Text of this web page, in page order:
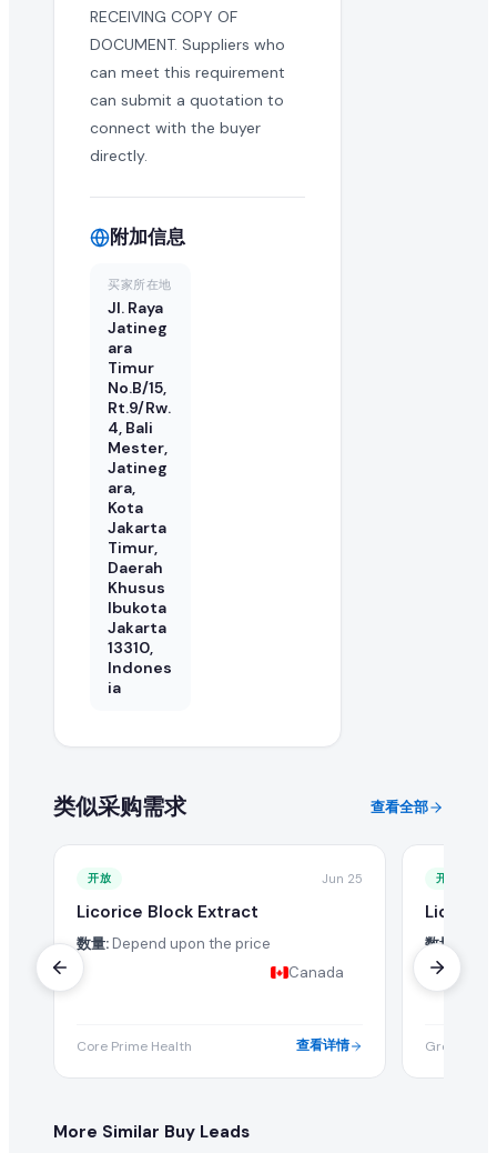
RECEIVING COPY OF
DOCUMENT. Suppliers who
can meet this requirement
can submit a quotation to
connect with the buyer
directly.
附加信息
买家所在地
Jl. Raya
Jatineg
ara
Timur
No.B/15,
Rt.9/Rw.
4, Bali
Mester,
Jatineg
ara,
Kota
Jakarta
Timur,
Daerah
Khusus
Ibukota
Jakarta
13310,
Indones
ia
类似采购需求 查看全部
开放 Jun 25
Licorice Block Extract
数量: Depend upon the price
Canada
Core Prime Health 查看详情
开放
Licorice
数量:
Green
More Similar Buy Leads